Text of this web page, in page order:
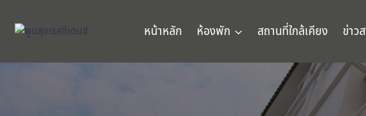
หน้าหลัก ห้องพัก สถานที่ใกล้เคียง ข่าว